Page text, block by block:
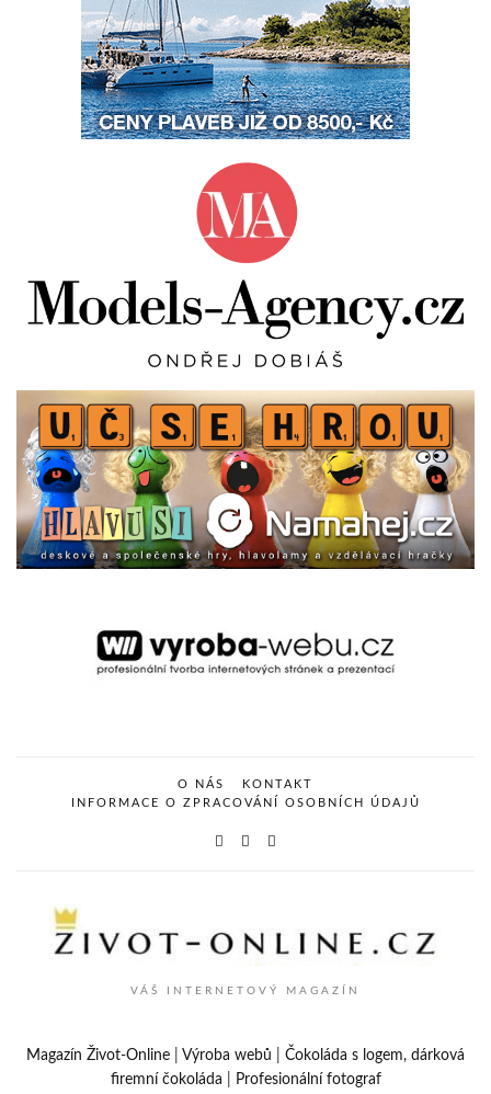
O NÁS
KONTAKT
INFORMACE O ZPRACOVÁNÍ OSOBNÍCH ÚDAJŮ
VÁŠ INTERNETOVÝ MAGAZÍN
Magazín Život-Online Výroba webů
Čokoláda s logem, dárková
firemní čokoláda
Profesionální fotograf